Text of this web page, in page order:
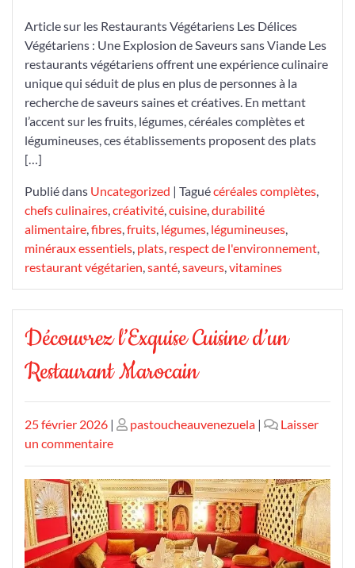
Restaurant
Végétarien
Article sur les Restaurants Végétariens Les Délices
Végétariens : Une Explosion de Saveurs sans Viande Les
restaurants végétariens offrent une expérience culinaire
unique qui séduit de plus en plus de personnes à la
recherche de saveurs saines et créatives. En mettant
l’accent sur les fruits, légumes, céréales complètes et
légumineuses, ces établissements proposent des plats
[…]
Publié dans Uncategorized | Taguécéréales complètes,
chefs culinaires,créativité,cuisine,durabilité
alimentaire,fibres,fruits, légumes, légumineuses,
minéraux essentiels, plats, respect de l'environnement,
restaurant végétarien,santé,saveurs,vitamines
Découvrez l’Exquise Cuisine d’un
Restaurant Marocain
Publié
le
25 février 2026 | Publié
pastoucheauvenezuela |
Laisser
un commentairesur
l’Exquise
Cuisine
d’un
Restaurant
Marocain